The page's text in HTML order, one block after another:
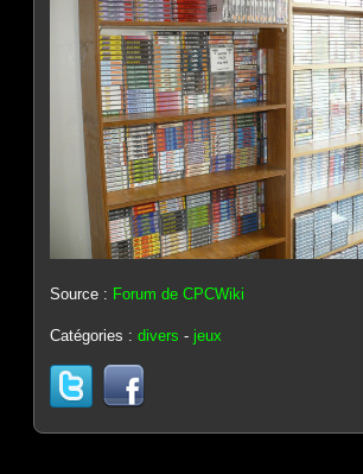
Source : Forum de CPCWiki
Catégories :divers -jeux